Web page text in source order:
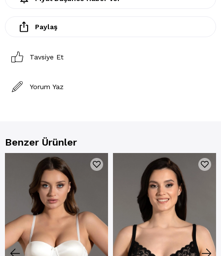
Paylaş
Tavsiye Et
Yorum Yaz
Benzer Ürünler